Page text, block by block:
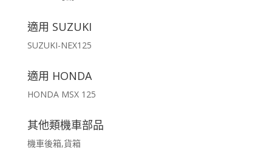
適用 SUZUKI
SUZUKI-NEX125
適用 HONDA
HONDA MSX 125
其他類機車部品
機車後箱,貨箱